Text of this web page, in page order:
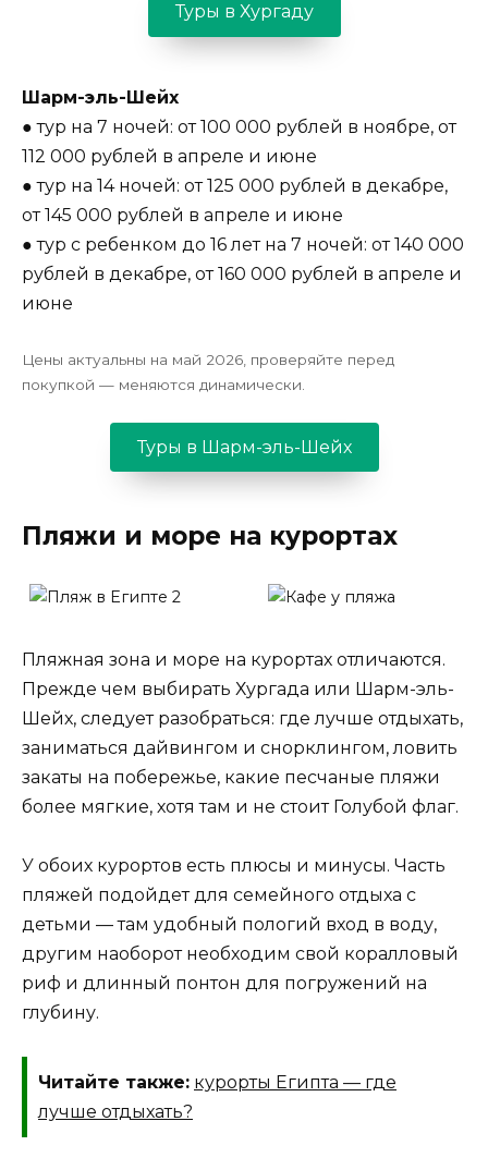
Туры в Хургаду
Шарм-эль-Шейх
● тур на 7 ночей: от 100 000 рублей в ноябре, от
112 000 рублей в апреле и июне
● тур на 14 ночей: от 125 000 рублей в декабре,
от 145 000 рублей в апреле и июне
● тур с ребенком до 16 лет на 7 ночей: от 140 000
рублей в декабре, от 160 000 рублей в апреле и
июне
Цены актуальны на май 2026, проверяйте перед
покупкой — меняются динамически.
Туры в Шарм-эль-Шейх
Пляжи и море на курортах
Пляжная зона и море на курортах отличаются.
Прежде чем выбирать Хургада или Шарм-эль-
Шейх, следует разобраться: где лучше отдыхать,
заниматься дайвингом и снорклингом, ловить
закаты на побережье, какие песчаные пляжи
более мягкие, хотя там и не стоит Голубой флаг.
У обоих курортов есть плюсы и минусы. Часть
пляжей подойдет для семейного отдыха с
детьми — там удобный пологий вход в воду,
другим наоборот необходим свой коралловый
риф и длинный понтон для погружений на
глубину.
Читайте также: курорты Египта — где
лучше отдыхать?